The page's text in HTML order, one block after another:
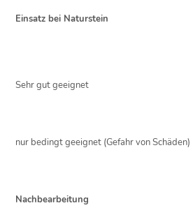
Einsatz bei Naturstein
Sehr gut geeignet
nur bedingt geeignet (Gefahr von Schäden)
Nachbearbeitung